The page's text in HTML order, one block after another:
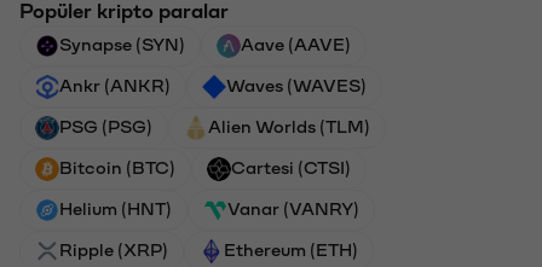
Popüler kripto paralar
Synapse (SYN) Aave (AAVE)
Ankr (ANKR) Waves (WAVES)
PSG (PSG) Alien Worlds (TLM)
Bitcoin (BTC) Cartesi (CTSI)
Helium (HNT) Vanar (VANRY)
Ripple (XRP) Ethereum (ETH)